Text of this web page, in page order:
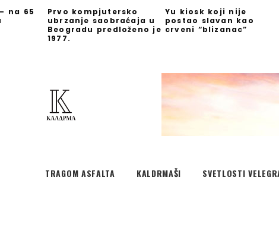
na 65
Prvo kompjutersko
ubrzanje saobraćaja u
Beogradu predloženo je
1977.
Yu kiosk koji nije
postao slavan kao
crveni “blizanac”
TRAGOM ASFALTA KALDRMAŠI SVETLOSTI